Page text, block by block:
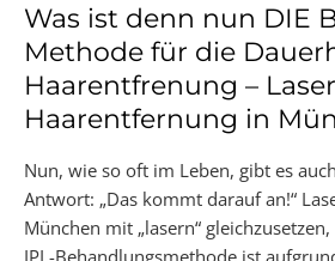
Was ist denn nun DIE
Methode für die
Haarentfrenung – Laser
Haarentfernung in
Nun, wie so oft im Leben, gibt es
Antwort: „Das kommt darauf an!“
München mit „lasern“
IPL-Behandlungsmethode ist